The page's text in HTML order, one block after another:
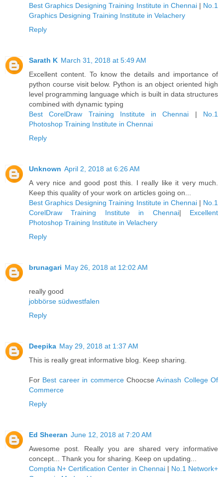
Best Graphics Designing Training Institute in Chennai| No.1
Graphics Designing Training Institute in Velachery
Reply
Sarath K March 31, 2018 at 5:49 AM
Excellent content. To know the details and importance of
python course visit below. Python is an object oriented high
level programming language which is built in data structures
combined with dynamic typing
Best CorelDraw Training Institute in Chennai | No.1
Photoshop Training Institute in Chennai
Reply
Unknown April 2, 2018 at 6:26 AM
A very nice and good post this. I really like it very much.
Keep this quality of your work on articles going on...
Best Graphics Designing Training Institute in Chennai| No.1
CorelDraw Training Institute in Chennai| Excellent
Photoshop Training Institute in Velachery
Reply
brunagari May 26, 2018 at 12:02 AM
really good
jobbörse südwestfalen
Reply
Deepika May 29, 2018 at 1:37 AM
This is really great informative blog. Keep sharing.
For Best career in commerce ChoocseAvinash College Of
Commerce
Reply
Ed Sheeran June 12, 2018 at 7:20 AM
Awesome post. Really you are shared very informative
concept... Thank you for sharing. Keep on updating...
Comptia N+ Certification Center in Chennai| No.1 Network+